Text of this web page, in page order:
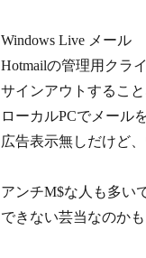
Windows Live メール
Hotmailの管理用クラ
サインアウトするこ
ローカルPCでメール
広告表示無しだけど
アンチM$な人も多い
できない芸当なのかも